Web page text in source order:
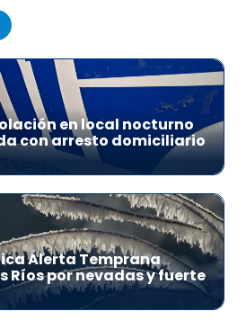
en local nocturno
con arresto domiciliario
Alerta Temprana
Ríos por nevadas y fuerte